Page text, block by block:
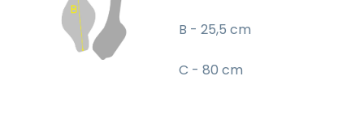
B - 25,5 cm
C - 80 cm